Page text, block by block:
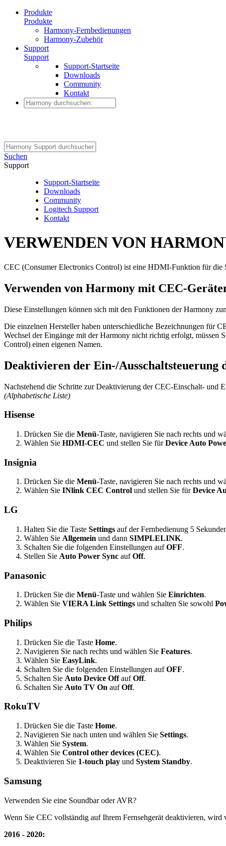
Produkte
Produkte
Harmony-Fernbedienungen
Harmony-Zubehör
Support
Support
Support-Startseite
Downloads
Community
Kontakt
Suchen
Support
Support-Startseite
Downloads
Community
Logitech Support
Kontakt
VERWENDEN VON
CEC (Consumer Electronics Control) ist eine HDMI-Funktion für die
Verwenden von Harmony mit CEC-
Diese Einstellungen können sich mit den Funktionen der Harmony
Die einzelnen Hersteller haben unterschiedliche Bezeichnungen für
Wechsel der Eingänge mit der Harmony nicht richtig erfolgt, müssen
Control) einen eigenen Namen.
Deaktivieren der Ein-/Ausschaltsteuerung
Nachstehend die Schritte zur Deaktivierung der CEC-Einschalt- und
(Alphabetische Liste)
Hisense
Drücken Sie die Menü-Taste, navigieren Sie nach rechts und
Wählen Sie HDMI-CEC und stellen Sie fürDevice Auto
Insignia
Drücken Sie die Menü-Taste, navigieren Sie nach rechts und
Wählen Sie INlink CEC Control und stellen Sie fürDevice
LG
Halten Sie die Taste Settings auf der Fernbedienung 5
Wählen Sie Allgemein und dann SIMPLELINK.
Schalten Sie die folgenden Einstellungen aufOFF.
Stellen Sie Auto Power Sync aufOff.
Panasonic
Drücken Sie die Menü-Taste und wählen Sie Einrichten.
Wählen Sie VIERA Link Settings und schalten Sie sowohl
Philips
Drücken Sie die Taste Home.
Navigieren Sie nach rechts und wählen Sie Features.
Wählen Sie EasyLink.
Schalten Sie die folgenden Einstellungen aufOFF.
Schalten Sie Auto Device OffaufOff.
Schalten Sie Auto TV On aufOff.
RokuTV
Drücken Sie die Taste Home.
Navigieren Sie nach unten und wählen Sie Settings.
Wählen Sie System.
Wählen Sie Control other devices (CEC).
Deaktivieren Sie 1-touch play und System Standby.
Samsung
Verwenden Sie eine Soundbar oder AVR?
Wenn Sie CEC vollständig auf Ihrem Fernsehgerät deaktivieren,
2016 - 2020: